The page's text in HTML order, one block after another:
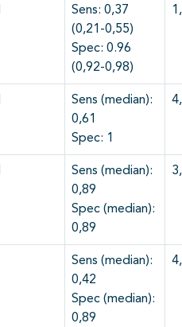
Sens: 0,37
(0,21-0,55)
Spec: 0.96
(0,92-0,98)
Sens (median):
0,61
Spec: 1
Sens (median):
0,89
Spec (median):
0,89
Sens (median):
0,42
Spec (median):
0,89